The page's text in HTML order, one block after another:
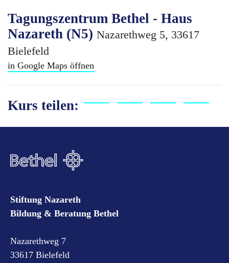
Tagungszentrum Bethel - Haus
Nazareth (N5) Nazarethweg 5, 33617
Bielefeld
in Google Maps öffnen
Kurs teilen:
Stiftung Nazareth
Bildung & Beratung Bethel
Nazarethweg 7
33617 Bielefeld